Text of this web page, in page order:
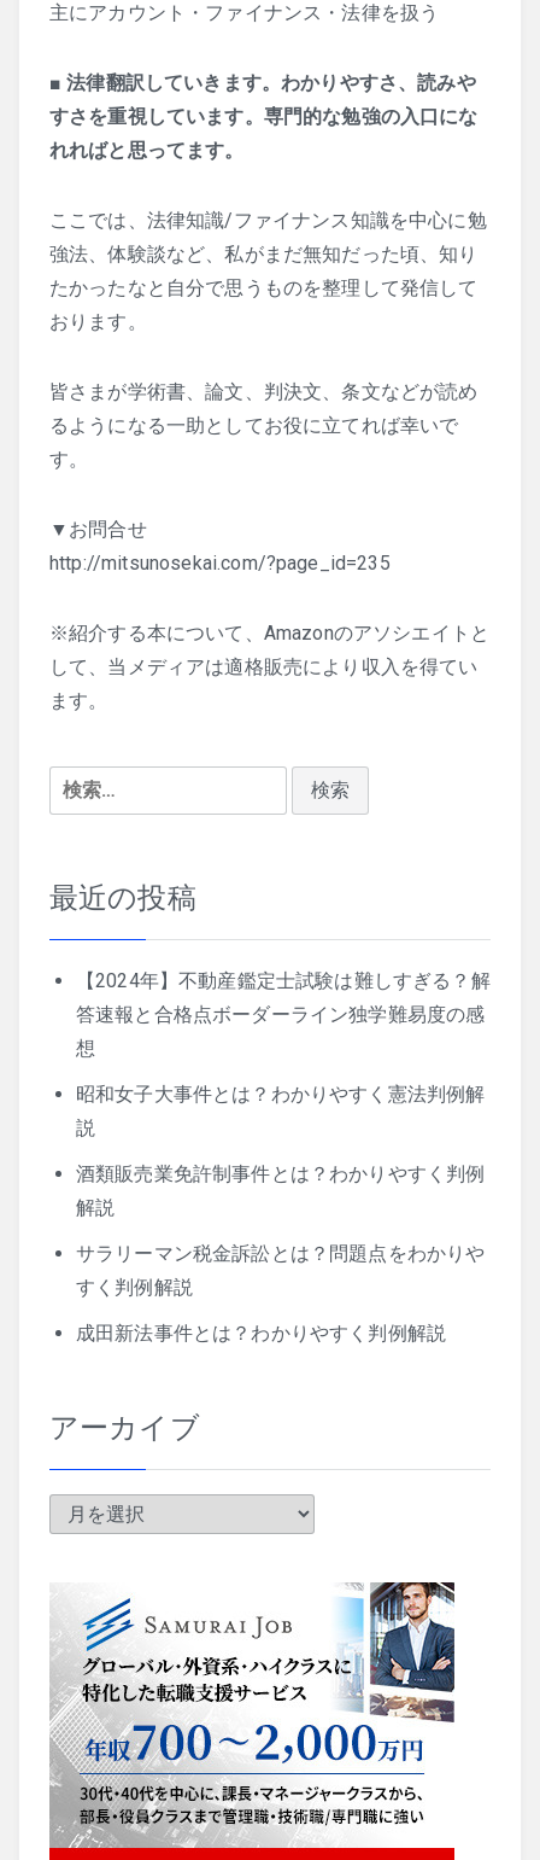
主にアカウント・ファイナンス・法律を扱う
■法律翻訳していきます。わかりやすさ、読みや
すさを重視しています。専門的な勉強の入口にな
れればと思ってます。
ここでは、法律知識/ファイナンス知識を中心に勉
強法、体験談など、私がまだ無知だった頃、知り
たかったなと自分で思うものを整理して発信して
おります。
皆さまが学術書、論文、判決文、条文などが読め
るようになる一助としてお役に立てれば幸いで
す。
▼お問合せ
http://mitsunosekai.com/?page_id=235
※紹介する本について、Amazonのアソシエイトと
して、当メディアは適格販売により収入を得てい
ます。
検
索:
最近の投稿
【2024年】不動産鑑定士試験は難しすぎる？解
答速報と合格点ボーダーライン独学難易度の感
想
昭和女子大事件とは？わかりやすく憲法判例解
説
酒類販売業免許制事件とは？わかりやすく判例
解説
サラリーマン税金訴訟とは？問題点をわかりや
すく判例解説
成田新法事件とは？わかりやすく判例解説
アーカイブ
イ
ブ